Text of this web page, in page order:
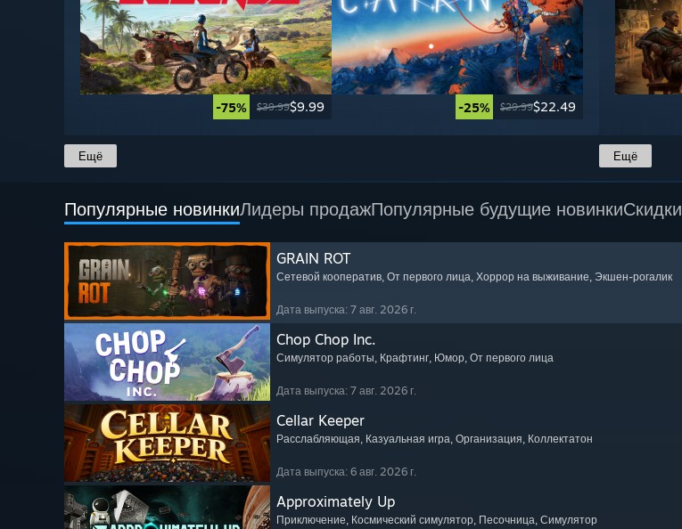
-75% $39.99$9.99 -25% $29.99$22.49
Ещё Ещё
Популярные новинкиЛидеры продажПопулярные будущие новинкиСкидки
GRAIN ROT
Сетевой кооператив, От первого лица, Хоррор на выживание, Экшен-рогалик
Дата выпуска: 7 авг. 2026 г.
Chop Chop Inc.
Симулятор работы, Крафтинг, Юмор, От первого лица
Дата выпуска: 7 авг. 2026 г.
Cellar Keeper
Расслабляющая, Казуальная игра, Организация, Коллектатон
Дата выпуска: 6 авг. 2026 г.
Approximately Up
Приключение, Космический симулятор, Песочница, Симулятор